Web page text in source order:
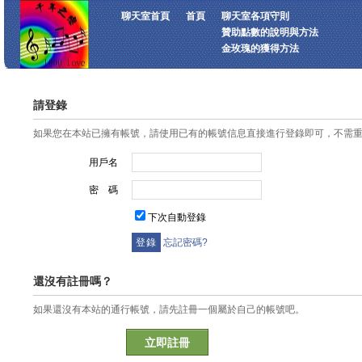
聊天室首頁 首頁
聊天室各項守則
贊助點數的說明與方法
金玫瑰的獲得方法
請登錄
如果您在本站已擁有帳號，請使用已有的帳號信息直接進行登錄即可，不需
用戶名
密 碼
下次自動登錄
忘記密碼?
還沒有註冊嗎？
如果還沒有本站的通行帳號，請先註冊一個屬於自己的帳號吧。
立即註冊